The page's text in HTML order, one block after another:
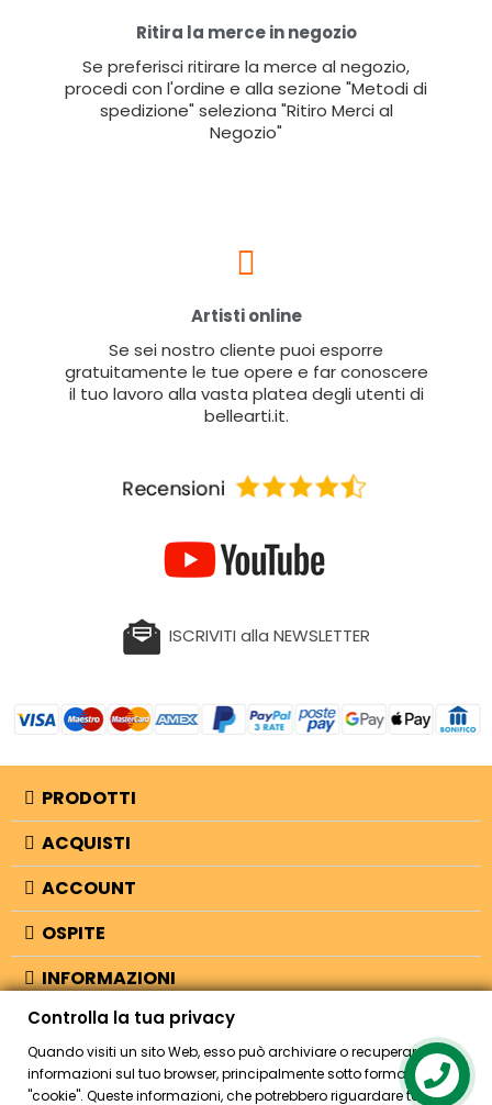
Ritira la merce in negozio
Se preferisci ritirare la merce al negozio,
procedi con l'ordine e alla sezione "Metodi di
spedizione" seleziona "Ritiro Merci al
Negozio"
Artisti online
Se sei nostro cliente puoi esporre
gratuitamente le tue opere e far conoscere
il tuo lavoro alla vasta platea degli utenti di
bellearti.it.
ISCRIVITI alla NEWSLETTER
PRODOTTI
ACQUISTI
ACCOUNT
OSPITE
INFORMAZIONI
NEGOZIO
Controlla la tua privacy
Quando visiti un sito Web, esso può archiviare o recuperare
informazioni sul tuo browser, principalmente sotto forma di
"cookie". Queste informazioni, che potrebbero riguardare te, le tue
Contact us